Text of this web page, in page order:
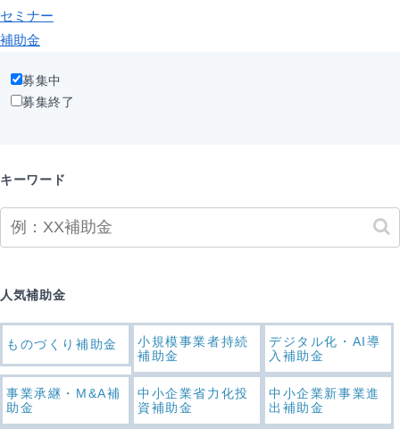
セミナー
補助金
募集中
募集終了
キーワード
人気補助金
ものづくり補助金
小規模事業者持続
補助金
デジタル化・AI導
入補助金
事業承継・M&A補
助金
中小企業省力化投
資補助金
中小企業新事業進
出補助金